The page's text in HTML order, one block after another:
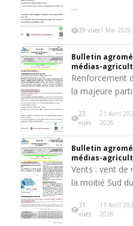
…
39 vues1 Mai
Bulletin
médias-
30 avril 2026)
Renforcement
la majeure
23
vues
21 Avril
2026
Bulletin
médias-
20 avril 2026)
Vents : vent
la moitié Sud
31
vues
11 Avril
2026